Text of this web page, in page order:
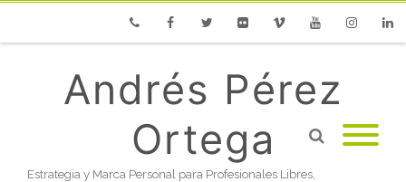
Andrés Pérez
Ortega
Estrategia y Marca Personal para Profesionales Libres,